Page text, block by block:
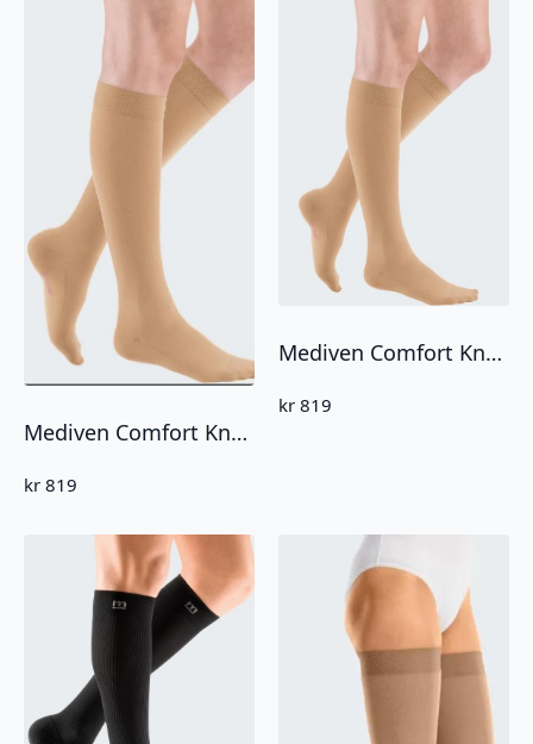
Mediven Comfort Knestrømpe CCL2 Åpen Tå
kr 819
Mediven Comfort Knestrømpe CCL1 Lukket tå
kr 819